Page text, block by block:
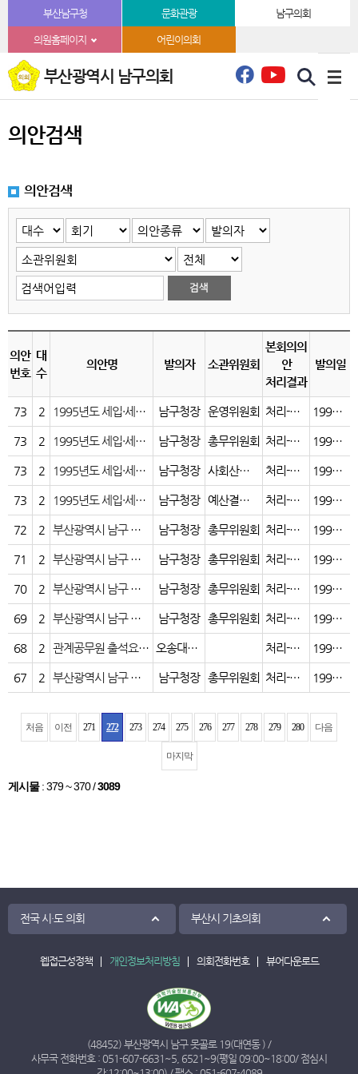
본문바로가기부산남구청 문화관광 남구의회
의원홈페이지 어린이의회
부산광역시 남구의회
의안검색
의안검색
의안
번호
대
수
의안명 발의자 소관위원회
본회의의
안
처리결과
발의일
73 2 1995년도 세입·세출 결산승인의건 남구청장 운영위원회 처리-가결(원안) 1996.08.28
73 2 1995년도 세입·세출 결산승인의건 남구청장 총무위원회 처리-가결(원안) 1996.08.28
73 2 1995년도 세입·세출 결산승인의건 남구청장 사회산업도시위원회 처리-가결(원안) 1996.08.28
73 2 1995년도 세입·세출 결산승인의건 남구청장 예산결산특별위원회 처리-가결(원안) 1996.08.28
72 2 부산광역시 남구 지방고용직공무원의임용등에관한조례중 개정조례안 남구청장 총무위원회 처리-가결(원안) 1996.08.01
71 2 부산광역시 남구 지방공무원정원조례중 개정조례안 남구청장 총무위원회 처리-가결(원안) 1996.08.01
70 2 부산광역시 남구 행정기구설치조례중 개정조례안 남구청장 총무위원회 처리-철회 1996.08.01
69 2 부산광역시 남구 사무위임(위탁)에관한조례중 개정조례안 남구청장 총무위원회 처리-가결(원안) 1996.07.20
68 2 관계공무원 출석요구에 관한 결의안 오송대의원외5인 처리-가결(원안) 1996.06.29
67 2 부산광역시 남구 제증명등수수료징수조례중 개정조례안 남구청장 총무위원회 처리-가결(원안) 1996.06.27
처음 이전 271 272 273 274 275 276 277 278 279 280 다음
마지막
게시물: 379 ~ 370/3089
전국 시·도 의회 부산시 기초의회
웹접근성정책 개인정보처리방침 의회전화번호 뷰어다운로드
(48452) 부산광역시 남구 못골로 19(대연동 ) /
사무국 전화번호 : 051-607-6631 ~5 6521 ~9(평일 09:00~18:00/ 점심시